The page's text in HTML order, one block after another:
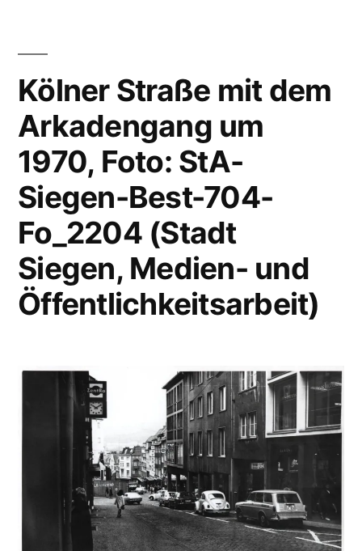
Kölner Straße mit dem
Arkadengang um
1970, Foto: StA-
Siegen-Best-704-
Fo_2204 (Stadt
Siegen, Medien- und
Öffentlichkeitsarbeit)